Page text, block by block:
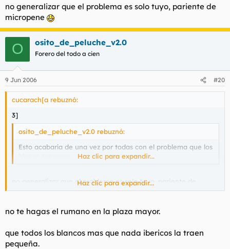
no generalizar que el problema es solo tuyo, pariente de
micropene
O osito_de_peluche_v2.0
Forero del todo a cien
9 Jun 2006 #20
cucarach[a rebuznó:
3]
osito_de_peluche_v2.0 rebuznó:
Esto acabaría de una vez por todas con el problema que los
Haz clic para expandir...
no generalizar que el problema es solo tuyo, pariente de
micropene
Haz clic para expandir...
no te hagas el rumano en la plaza mayor.
que todos los blancos mas que nada ibericos la traen
pequeña.